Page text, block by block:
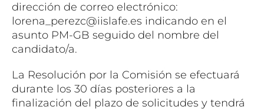
dirección de correo electrónico:
lorena_perezc@iislafe.es indicando en el
asunto PM-GB seguido del nombre del
candidato/a.
La Resolución por la Comisión se efectuará
durante los 30 días posteriores a la
finalización del plazo de solicitudes y tendrá